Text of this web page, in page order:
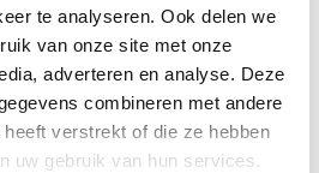
te analyseren. Ook delen we
van onze site met onze
adverteren en analyse. Deze
combineren met andere
verstrekt of die ze hebben
uw gebruik van hun services.
Beschikbaar in maat (maten):
XS-5XL
Merk: ØRN Workwear
v.a. € 27,90
2 - 3 werkdagen